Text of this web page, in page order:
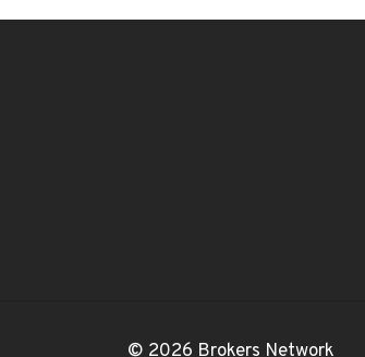
© 2026 Brokers Network